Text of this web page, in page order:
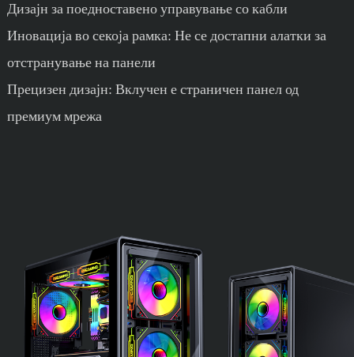
Дизајн за поедноставено управување со кабли
Иновација во секоја рамка: Не се достапни алатки за
отстранување на панели
Прецизен дизајн: Вклучен е страничен панел од
премиум мрежа